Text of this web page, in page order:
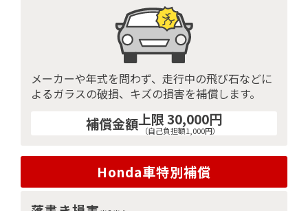
メーカーや年式を問わず、走行中の飛び石などに
よるガラスの破損、キズの損害を補償します。
補償金額上限 30,000円
（自己負担額1,000円）
Honda車特別補償